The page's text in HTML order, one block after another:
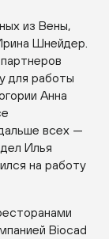
из Вены,
Шнейдер.
для работы
Анна
всех —
Илья
на работу
Biocad